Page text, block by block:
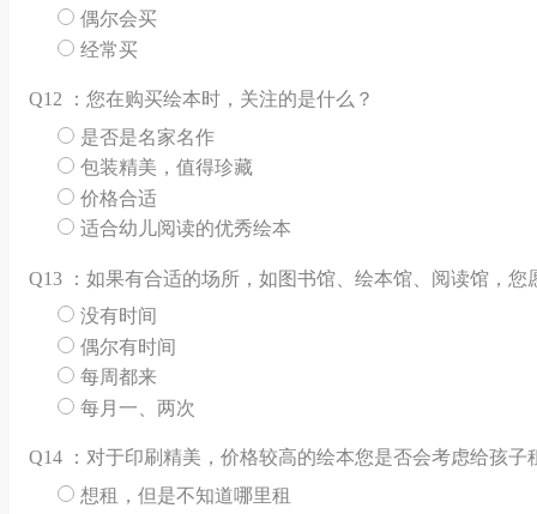
偶尔会买
经常买
Q12 ：您在购买绘本时，关注的是什么？
是否是名家名作
包装精美，值得珍藏
价格合适
适合幼儿阅读的优秀绘本
Q13 ：如果有合适的场所，如图书馆、绘本馆、阅读馆，
没有时间
偶尔有时间
每周都来
每月一、两次
Q14 ：对于印刷精美，价格较高的绘本您是否会考虑给孩子
想租，但是不知道哪里租